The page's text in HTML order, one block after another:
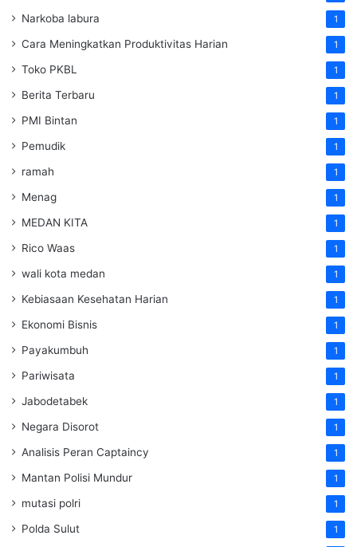
Narkoba labura 1
Cara Meningkatkan Produktivitas Harian 1
Toko PKBL 1
Berita Terbaru 1
PMI Bintan 1
Pemudik 1
ramah 1
Menag 1
MEDAN KITA 1
Rico Waas 1
wali kota medan 1
Kebiasaan Kesehatan Harian 1
Ekonomi Bisnis 1
Payakumbuh 1
Pariwisata 1
Jabodetabek 1
Negara Disorot 1
Analisis Peran Captaincy 1
Mantan Polisi Mundur 1
mutasi polri 1
Polda Sulut 1